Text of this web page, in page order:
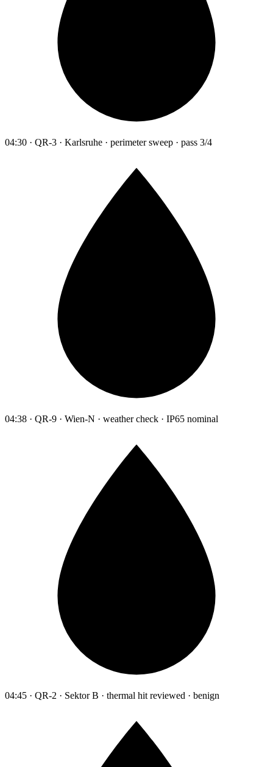
04:30 · QR-3 · Karlsruhe · perimeter sweep · pass 3/4
04:38 · QR-9 · Wien-N · weather check · IP65 nominal
04:45 · QR-2 · Sektor B · thermal hit reviewed · benign